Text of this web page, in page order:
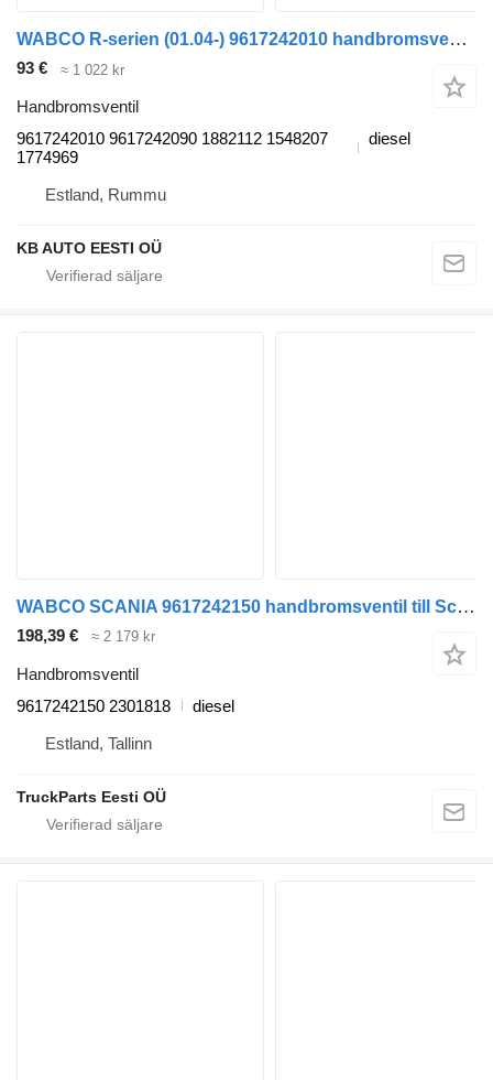
WABCO R-serien (01.04-) 9617242010 handbromsventil till Scania P,G,R,T-series (2004-2017) lastbil
93 € ≈ 1 022 kr
Handbromsventil
9617242010 9617242090 1882112 1548207
1774969
diesel
Estland, Rummu
KB AUTO EESTI OÜ
WABCO SCANIA 9617242150 handbromsventil till Scania L,P,G,R,S dragbil
198,39 € ≈ 2 179 kr
Handbromsventil
9617242150 2301818
diesel
Estland, Tallinn
TruckParts Eesti OÜ